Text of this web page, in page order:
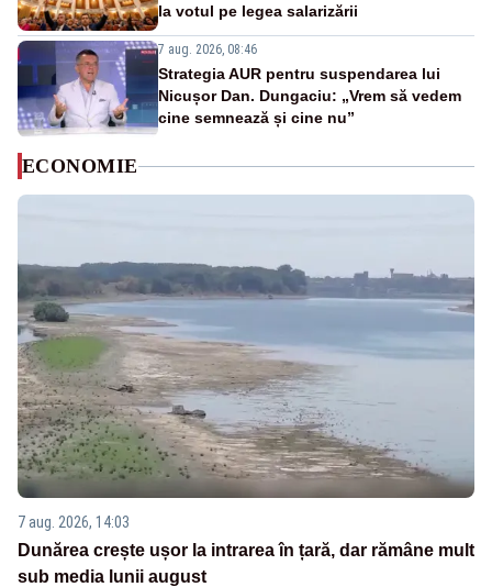
la votul pe legea salarizării
7 aug. 2026, 08:46
Strategia AUR pentru suspendarea lui
Nicușor Dan. Dungaciu: „Vrem să vedem
cine semnează și cine nu”
ECONOMIE
7 aug. 2026, 14:03
Dunărea crește ușor la intrarea în țară, dar rămâne mult
sub media lunii august